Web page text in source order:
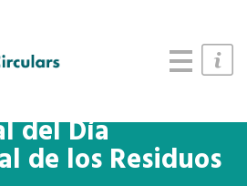
del Día
de los Residuos